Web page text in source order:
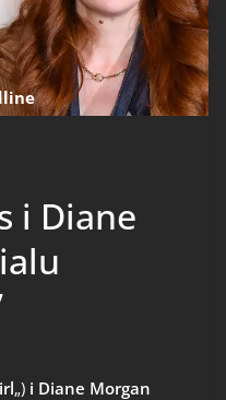
i Diane
„) i Diane Morgan